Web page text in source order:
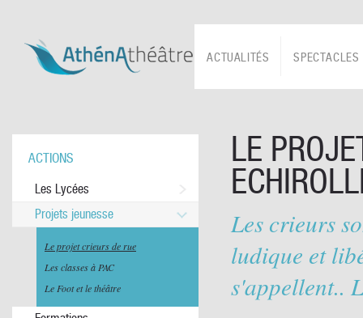
SPECTACLES
ACTUALITÉS
ACTIONS
Les Lycées
Projets jeunesse
Le projet crieurs de rue
Les classes à PAC
Le Foot et le théâtre
LE
Les crieurs
ludique et
s'appellent..